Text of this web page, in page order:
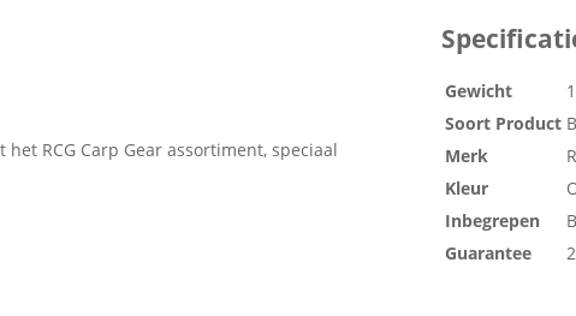
RCG Carp Gear assortiment, speciaal
Gewicht
Soort Product
Merk
Kleur
Inbegrepen
Guarantee